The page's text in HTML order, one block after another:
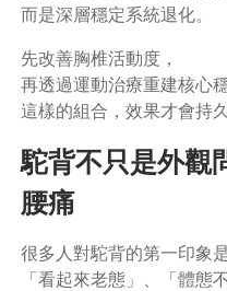
而是深層穩定系統退化。
先改善胸椎活動度，
再透過運動治療重建核心
這樣的組合，效果才會持久
駝背不只是外觀
腰痛
很多人對駝背的第一印
「看起來老態」、「體態